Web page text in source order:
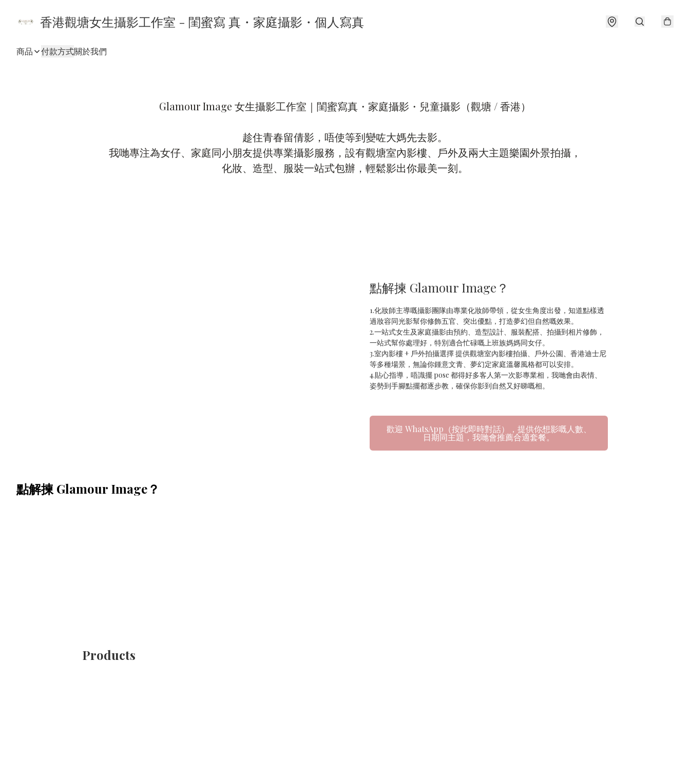
香港觀塘女生攝影工作室 - 閨蜜寫 真・家庭攝影・個人寫真
商品 付款方式關於我們
Glamour Image 女生攝影工作室｜閨蜜寫真・家庭攝影・兒童攝影（觀塘 / 香港）
趁住青春留倩影，唔使等到變咗大媽先去影。
我哋專注為女仔、家庭同小朋友提供專業攝影服務，設有觀塘室內影樓、戶外及兩大主題樂園外景拍攝，
化妝、造型、服裝一站式包辦，輕鬆影出你最美一刻。
點解揀 Glamour Image？
1.化妝師主導嘅攝影團隊由專業化妝師帶領，從女生角度出發，知道點樣透
過妝容同光影幫你修飾五官、突出優點，打造夢幻但自然嘅效果。
2.一站式女生及家庭攝影由預約、造型設計、服裝配搭、拍攝到相片修飾，
一站式幫你處理好，特別適合忙碌嘅上班族媽媽同女仔。
3.室內影樓 + 戶外拍攝選擇 提供觀塘室內影樓拍攝、戶外公園、香港迪士尼
等多種場景，無論你鍾意文青、夢幻定家庭溫馨風格都可以安排。
4.貼心指導，唔識擺 pose 都得好多客人第一次影專業相，我哋會由表情、
姿勢到手腳點擺都逐步教，確保你影到自然又好睇嘅相。
歡迎 WhatsApp（按此即時對話），提供你想影嘅人數、
日期同主題，我哋會推薦合適套餐。
點解揀 Glamour Image？
Products